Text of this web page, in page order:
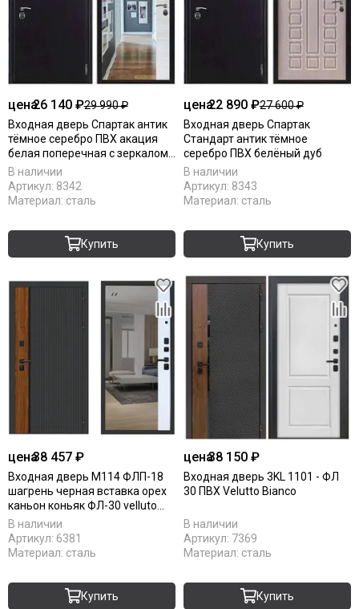
цена26 140 ₽29 990 ₽
Входная дверь Спартак антик
тёмное серебро ПВХ акация
белая поперечная с зеркалом
панорама
В наличии
Артикул: 8342
Материал: сталь
Купить
цена22 890 ₽27 600 ₽
Входная дверь Спартак
Стандарт антик тёмное
серебро ПВХ белёный дуб
В наличии
Артикул: 8343
Материал: сталь
Купить
цена38 457 ₽
Входная дверь М114 ФЛП-18
шагрень черная вставка орех
каньон коньяк ФЛ-30 velluto
bianco
В наличии
Артикул: 6381
Материал: сталь
Купить
цена38 150 ₽
Входная дверь 3KL 1101 - ФЛ
30 ПВХ Velutto Bianco
В наличии
Артикул: 7369
Материал: сталь
Купить